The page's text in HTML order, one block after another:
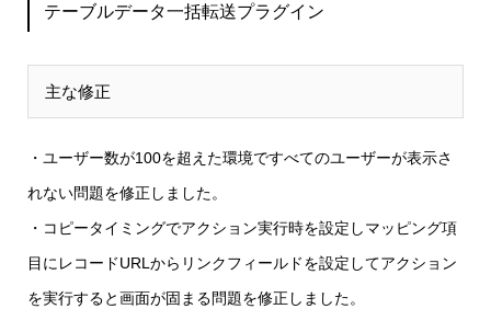
テーブルデータ一括転送プラグイン
主な修正
・ユーザー数が100を超えた環境ですべてのユーザーが表示さ
れない問題を修正しました。
・コピータイミングでアクション実行時を設定しマッピング項
目にレコードURLからリンクフィールドを設定してアクション
を実行すると画面が固まる問題を修正しました。